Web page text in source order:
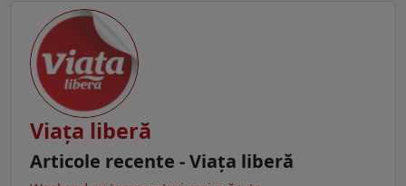
Viaţa liberă
Articole recente - Viaţa liberă